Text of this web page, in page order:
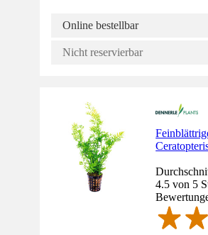
Online bestellbar
Nicht reservierbar
4.5 von 5